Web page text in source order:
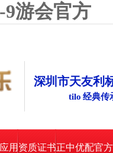
游会官方
深圳市天友利
tilo 经典传
用 资质证书正中优配官